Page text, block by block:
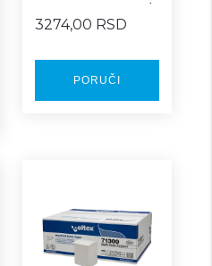
3274,00 RSD
PORUČI